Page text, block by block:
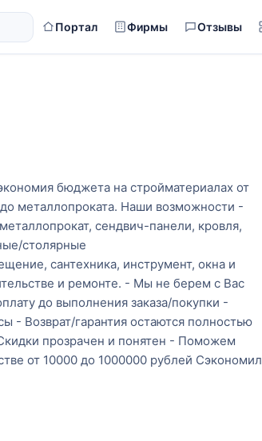
Портал Фирмы Отзывы
бюджета на стройматериалах от
металлопроката. Наши возможности -
сендвич-панели, кровля,
столярные
сантехника, инструмент, окна и
и ремонте. - Мы не берем с Вас
до выполнения заказа/покупки -
- Возврат/гарантия остаются полностью
прозрачен и понятен - Поможем
от 10000 до 1000000 рублей Сэкономил